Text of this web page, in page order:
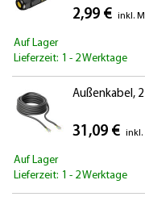
2,99 € inkl.
Auf Lager
Lieferzeit: 1 - 2 Werktage
Außenkabel,
31,09 € inkl.
Auf Lager
Lieferzeit: 1 - 2 Werktage